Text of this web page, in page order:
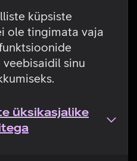
küpsiste
ole tingimata vaja
sinu
üksikasjalike
viga